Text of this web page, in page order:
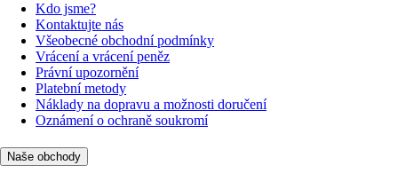
Kdo jsme?
Kontaktujte nás
Všeobecné obchodní podmínky
Vrácení a vrácení peněz
Právní upozornění
Platební metody
Náklady na dopravu a možnosti doručení
Oznámení o ochraně soukromí
Naše obchody